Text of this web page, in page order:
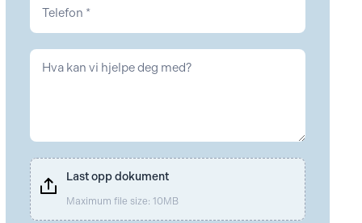
Last opp dokument
Maximum file size: 10MB